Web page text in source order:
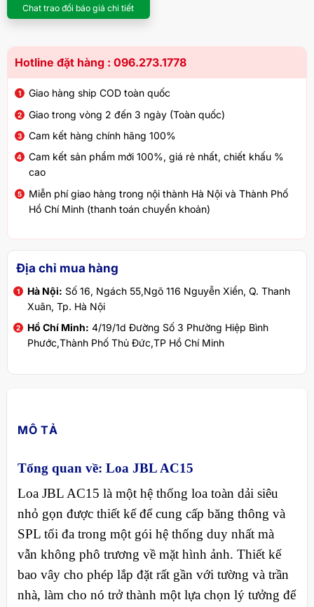
Chat trao đổi báo giá chi tiết
Hotline đặt hàng : 096.273.1778
Giao hàng ship COD toàn quốc
Giao trong vòng 2 đến 3 ngày (Toàn quốc)
Cam kết hàng chính hãng 100%
Cam kết sản phẩm mới 100%, giá rẻ nhất, chiết khấu %
cao
Miễn phí giao hàng trong nội thành Hà Nội và Thành Phố
Hồ Chí Minh (thanh toán chuyển khoản)
Địa chỉ mua hàng
Hà Nội: Số 16, Ngách 55,Ngõ 116 Nguyễn Xiển, Q. Thanh
Xuân, Tp. Hà Nội
Hồ Chí Minh: 4/19/1d Đường Số 3 Phường Hiệp Bình
Phước,Thành Phố Thủ Đức,TP Hồ Chí Minh
MÔ TẢ
Tổng quan về: Loa JBL AC15
Loa JBL AC15 là một hệ thống loa toàn dải siêu
nhỏ gọn được thiết kế để cung cấp băng thông và
SPL tối đa trong một gói hệ thống duy nhất mà
vẫn không phô trương về mặt hình ảnh. Thiết kế
bao vây cho phép lắp đặt rất gần với tường và trần
nhà, làm cho nó trở thành một lựa chọn lý tưởng để